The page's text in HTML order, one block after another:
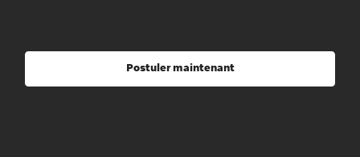
Postuler maintenant